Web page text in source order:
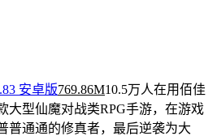
安卓版769.86M10.5万人在用佰佳
大型仙魔对战类RPG手游，在游戏
普通通的修真者，最后逆袭为大